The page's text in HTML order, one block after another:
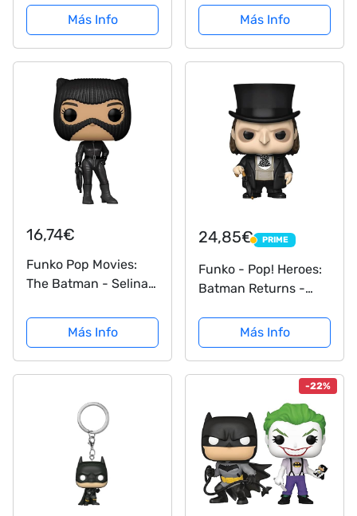
Más Info
Figure Comes with a 1
in 6 Chance of
Receiving The Special
Addition Alternative
Rare Chase Version
Más Info
16,74€
Funko Pop Movies:
The Batman - Selina
This Pop! Figure
Comes with a 1 in 6
Chance of Receiving
The Special Addition
Rare Chase Version
Más Info
24,85€ PRIME
PRIME
Funko - Pop! Heroes:
Batman Returns -
Coleccionable,
Multicolor (47708)
Más Info
-22%